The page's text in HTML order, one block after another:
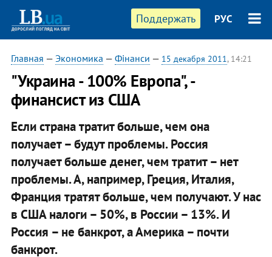
Поддержать РУС
Главная — Экономика — Фінанси — 15 декабря 2011, 14:21
"Украина - 100% Европа", -
финансист из США
Если страна тратит больше, чем она
получает – будут проблемы. Россия
получает больше денег, чем тратит – нет
проблемы. А, например, Греция, Италия,
Франция тратят больше, чем получают. У нас
в США налоги – 50%, в России – 13%. И
Россия – не банкрот, а Америка – почти
банкрот.